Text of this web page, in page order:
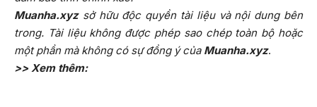
Muanha.xyzsở hữu độc quyền tài liệu và nội dung bên
trong. Tài liệu không được phép sao chép toàn bộ hoặc
một phần mà không có sự đồng ý của Muanha.xyz.
>> Xem thêm: